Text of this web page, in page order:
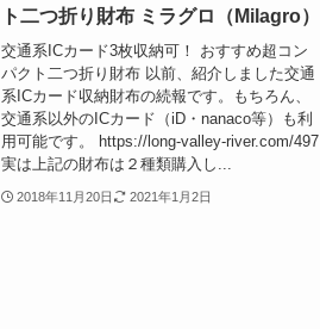
ト二つ折り財布 ミラグロ（Milagro）
交通系ICカード3枚収納可！ おすすめ超コン
パクト二つ折り財布 以前、紹介しました交通
系ICカード収納財布の続報です。もちろん、
交通系以外のICカード（iD・nanaco等）も利
用可能です。 https://long-valley-river.com/497
実は上記の財布は２種類購入し...
2018年11月20日 2021年1月2日